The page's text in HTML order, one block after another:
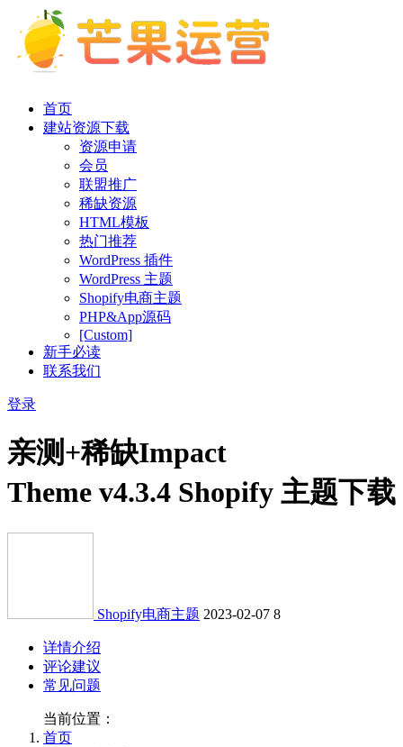
首页
建站资源下载
资源申请
会员
联盟推广
稀缺资源
HTML模板
热门推荐
WordPress 插件
WordPress 主题
Shopify电商主题
PHP&App源码
[Custom]
新手必读
联系我们
登录
亲测+稀缺Impact
Theme v4.3.4 Shopify 主题下载
Shopify电商主题 2023-02-07 8
详情介绍
评论建议
常见问题
当前位置：
首页